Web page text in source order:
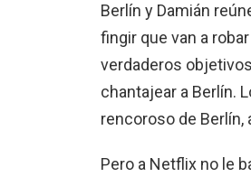
Berlín y Damián
fingir que van a
verdaderos
chantajear a Berlín.
rencoroso de Berlín,
Pero a Netflix no le